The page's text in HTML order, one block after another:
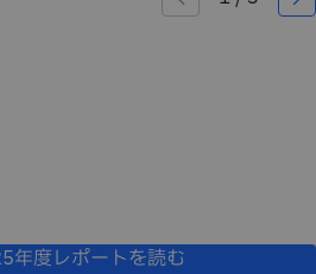
年度レポートを読む